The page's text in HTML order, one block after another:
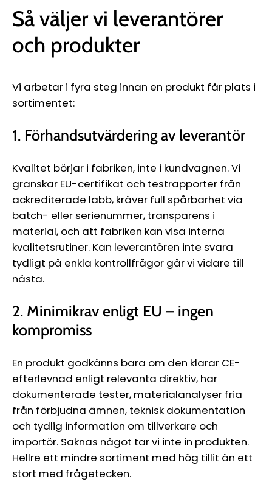
Så väljer vi leverantörer
och produkter
Vi arbetar i fyra steg innan en produkt får plats i
sortimentet:
1. Förhandsutvärdering av leverantör
Kvalitet börjar i fabriken, inte i kundvagnen. Vi
granskar EU-certifikat och testrapporter från
ackrediterade labb, kräver full spårbarhet via
batch- eller serienummer, transparens i
material, och att fabriken kan visa interna
kvalitetsrutiner. Kan leverantören inte svara
tydligt på enkla kontrollfrågor går vi vidare till
nästa.
2. Minimikrav enligt EU – ingen
kompromiss
En produkt godkänns bara om den klarar CE-
efterlevnad enligt relevanta direktiv, har
dokumenterade tester, materialanalyser fria
från förbjudna ämnen, teknisk dokumentation
och tydlig information om tillverkare och
importör. Saknas något tar vi inte in produkten.
Hellre ett mindre sortiment med hög tillit än ett
stort med frågetecken.